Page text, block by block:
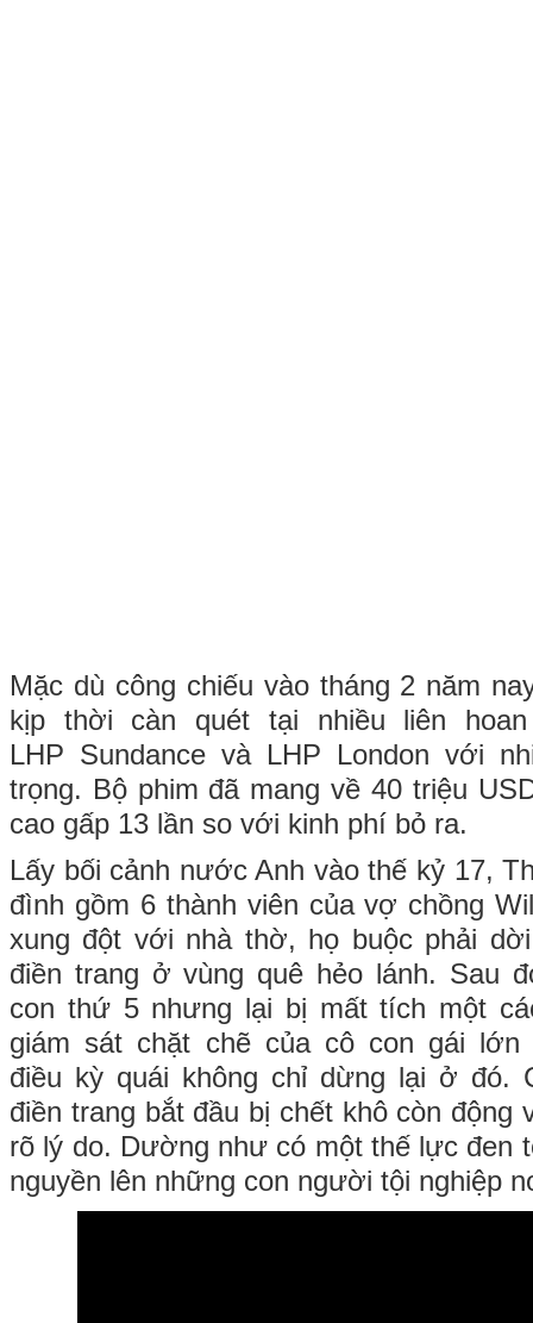
Mặc dù công chiếu vào tháng 2 năm
kịp thời càn quét tại nhiều liên
LHP Sundance và LHP London với
trọng. Bộ phim đã mang về 40 triệu
cao gấp 13 lần so với kinh phí bỏ ra.
Lấy bối cảnh nước Anh vào thế kỷ 17,
đình gồm 6 thành viên của vợ chồng
xung đột với nhà thờ, họ buộc phải
điền trang ở vùng quê hẻo lánh. Sau
con thứ 5 nhưng lại bị mất tích một
giám sát chặt chẽ của cô con gái lớn
điều kỳ quái không chỉ dừng lại ở đó.
điền trang bắt đầu bị chết khô còn động
rõ lý do. Dường như có một thế lực đen
nguyền lên những con người tội nghiệp